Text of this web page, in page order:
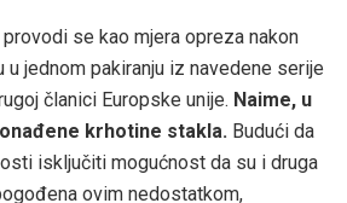
se kao mjera opreza nakon
u jednom pakiranju iz navedene serije
članici Europske unije. Naime, u
krhotine stakla. Budući da
isključiti mogućnost da su i druga
ovim nedostatkom,